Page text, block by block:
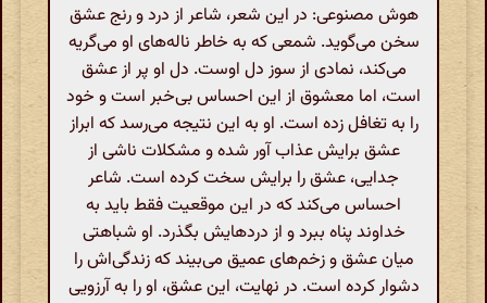
هوش مصنوعی: در این شعر، شاعر از درد و رنج عشق
سخن می‌گوید. شمعی که به خاطر ناله‌های او می‌گریه
می‌کند، نمادی از سوز دل اوست. دل او پر از عشق
است، اما معشوق از این احساس بی‌خبر است و خود
را به تغافل زده است. او به این نتیجه می‌رسد که ابراز
عشق برایش عذاب آور شده و مشکلات ناشی از
جدایی، عشق را برایش سخت کرده است. شاعر
احساس می‌کند که در این موقعیت فقط باید به
خداوند پناه ببرد و از دردهایش بگذرد. او شباهتی
میان عشق و زخم‌های عمیق می‌بیند که زندگی‌اش را
دشوار کرده است. در نهایت، این عشق، او را به آرزویی